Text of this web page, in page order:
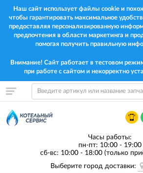
Наш сайт использует файлы cookie и
чтобы гарантировать максимальное
предоставляя персонализированную
предпочтения в области маркетинга и
помогая получить правильную
Внимание! Сайт работает в тестовом
при работе с сайтом и некорректно
Часы работы:
пн-пт: 10:00 - 19:00
сб-вс: 10:00 - 18:00 (только
Выберите город доставки: